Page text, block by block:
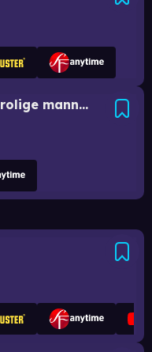
Wallander – Den urolige mannen